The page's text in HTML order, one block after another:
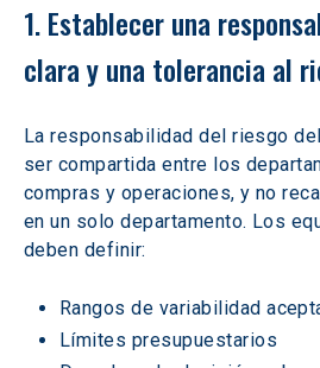
1. Establecer una
clara y una tolerancia al
La responsabilidad del riesgo
ser compartida entre los
compras y operaciones, y no
en un solo departamento. Los
deben definir:
Rangos de variabilidad
Límites presupuestarios